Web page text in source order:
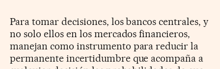
Para tomar decisiones, los bancos centrales, y
no solo ellos en los mercados financieros,
manejan como instrumento para reducir la
permanente incertidumbre que acompaña a